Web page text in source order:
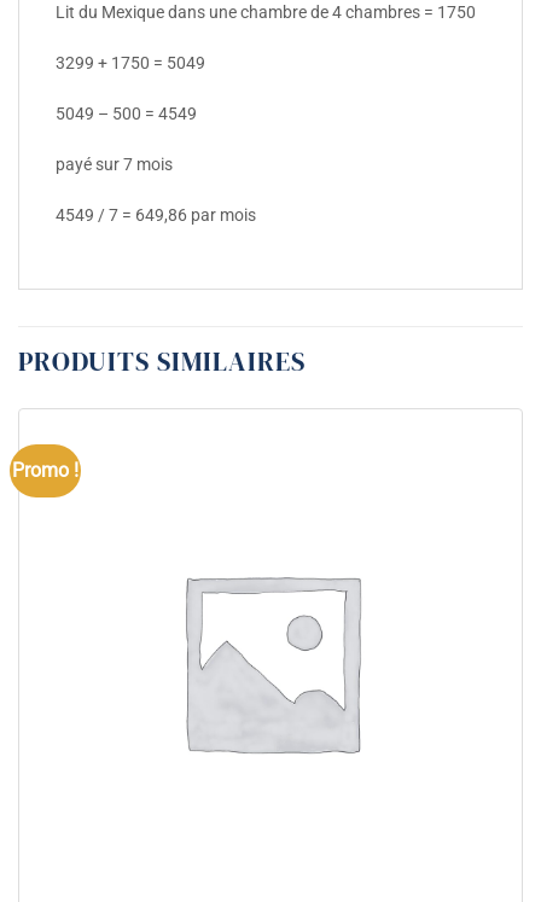
Lit du Mexique dans une chambre de 4 chambres = 1750
3299 + 1750 = 5049
5049 – 500 = 4549
payé sur 7 mois
4549 / 7 = 649,86 par mois
PRODUITS SIMILAIRES
Promo !